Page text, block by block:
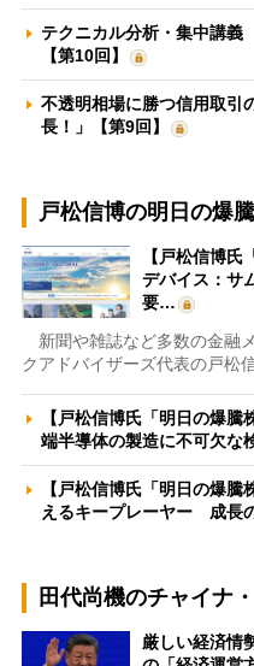
テクニカル分析・集中講義
【第10回】
不透明相場に勝つ信用取
長！」【第9回】
戸松信博の明日の爆
【戸松信博
デバイス：サ
要…
新聞や雑誌など多数の金融
クアドバイザーズ代表の戸松
【戸松信博氏「明日の爆
端半導体の製造に不可欠な
【戸松信博氏「明日の爆
えるキープレーヤー 成長
田代尚機のチャイナ
厳しい経済情